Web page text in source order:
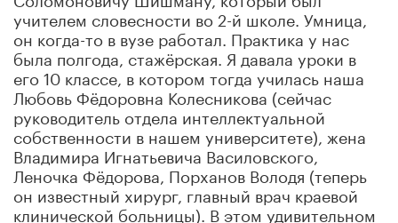
учителем словесности во 2-й школе. Умница,
он когда-то в вузе работал. Практика у нас
была полгода, стажёрская. Я давала уроки в
его 10 классе, в котором тогда училась наша
Любовь Фёдоровна Колесникова (сейчас
руководитель отдела интеллектуальной
собственности в нашем университете), жена
Владимира Игнатьевича Василовского,
Леночка Фёдорова, Порханов Володя (теперь
он известный хирург, главный врач краевой
клинической больницы). В этом удивительном